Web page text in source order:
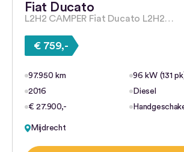
Fiat Ducato
L2H2 CAMPER Fiat Ducato L2H2…
€ 759,-
97.950 km
96 kW (131
2016
Diesel
€ 27.900,-
Mijdrecht